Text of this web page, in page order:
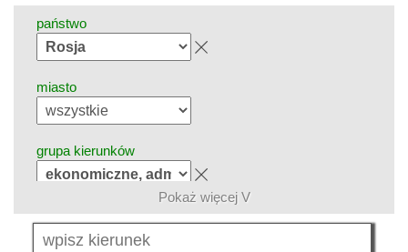
państwo
miasto
grupa kierunków
język
Pokaż więcej V